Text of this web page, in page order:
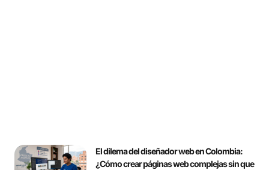
El dilema del diseñador web en Colombia:
¿Cómo crear páginas web complejas sin que